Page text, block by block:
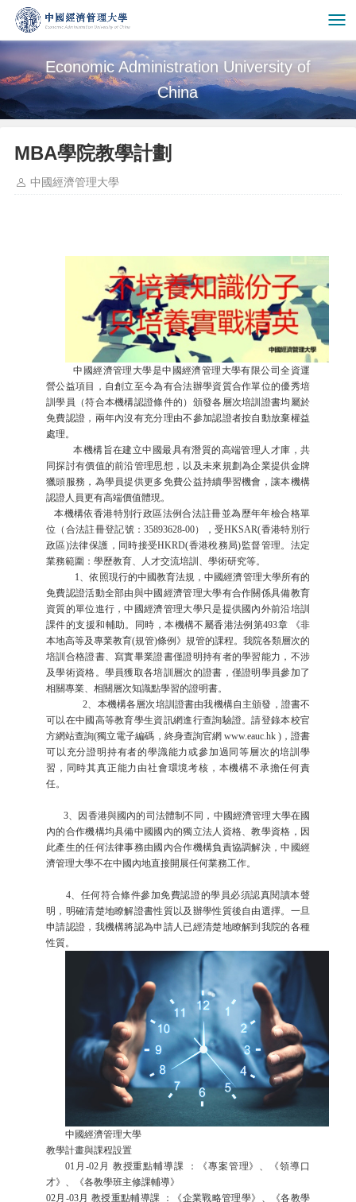
Economic Administration University of
China
MBA學院教學計劃
中國經濟管理大學
中國經濟管理大學是中國經濟管理大學有限公司全資運
營公益項目，自創立至今為有合法辦學資質合作單位的優秀培
訓學員（符合本機構認證條件的）頒發各層次培訓證書均屬於
免費認證，兩年內沒有充分理由不參加認證者按自動放棄權益
處理。
本機構旨在建立中國最具有潛質的高端管理人才庫，共
同探討有價值的前沿管理思想，以及未來規劃為企業提供金牌
獵頭服務，為學員提供更多免費公益持續學習機會，讓本機構
認證人員更有高端價值體現。
本機構依香港特別行政區法例合法註冊並為歷年年檢合格單
位（合法註冊登記號：35893628-00），受HKSAR(香港特別行
政區)法律保護，同時接受HKRD(香港稅務局)監督管理。法定
業務範圍：學歷教育、人才交流培訓、學術研究等。
1、依照現行的中國教育法規，中國經濟管理大學所有的
免費認證活動全部由與中國經濟管理大學有合作關係具備教育
資質的單位進行，中國經濟管理大學只是提供國內外前沿培訓
課件的支援和輔助。同時，本機構不屬香港法例第493章 《非
本地高等及專業教育(規管)條例》規管的課程。我院各類層次的
培訓合格證書、寫實畢業證書僅證明持有者的學習能力，不涉
及學術資格。學員獲取各培訓層次的證書，僅證明學員參加了
相關專業、相關層次知識點學習的證明書。
2、本機構各層次培訓證書由我機構自主頒發，證書不
可以在中國高等教育學生資訊網進行查詢驗證。請登錄本校官
方網站查詢(獨立電子編碼，終身查詢官網 www.eauc.hk )，證書
可以充分證明持有者的學識能力或參加過同等層次的培訓學
習，同時其真正能力由社會環境考核，本機構不承擔任何責
任。
3、因香港與國內的司法體制不同，中國經濟管理大學在國
內的合作機構均具備中國國內的獨立法人資格、教學資格，因
此產生的任何法律事務由國內合作機構負責協調解決，中國經
濟管理大學不在中國內地直接開展任何業務工作。
4、任何符合條件參加免費認證的學員必須認真閱讀本聲
明，明確清楚地瞭解證書性質以及辦學性質後自由選擇。一旦
申請認證，我機構將認為申請人已經清楚地瞭解到我院的各種
性質。
中國經濟管理大學
教學計畫與課程設置
01月-02月 教授重點輔導課 ：《專案管理》、《領導口
才》、《各教學班主修課輔導》
02月-03月 教授重點輔導課 ：《企業戰略管理學》、《各教學